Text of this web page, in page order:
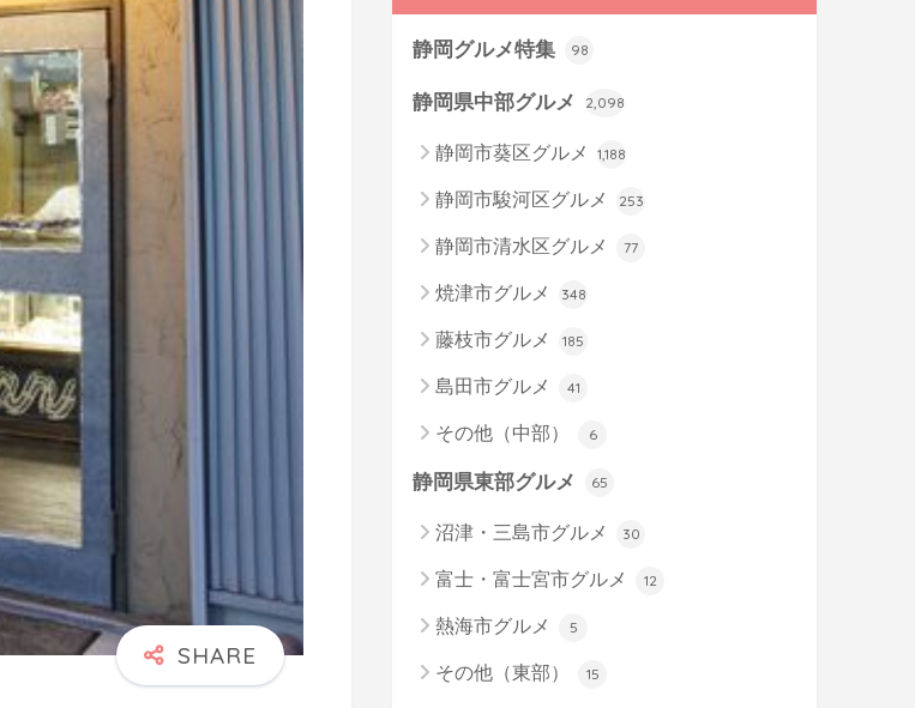
静岡グルメ特集 98
静岡県中部グルメ 2,098
静岡市葵区グルメ 1,188
静岡市駿河区グルメ 253
静岡市清水区グルメ 77
焼津市グルメ 348
藤枝市グルメ 185
島田市グルメ 41
その他（中部） 6
静岡県東部グルメ 65
沼津・三島市グルメ 30
富士・富士宮市グルメ 12
熱海市グルメ 5
その他（東部） 15